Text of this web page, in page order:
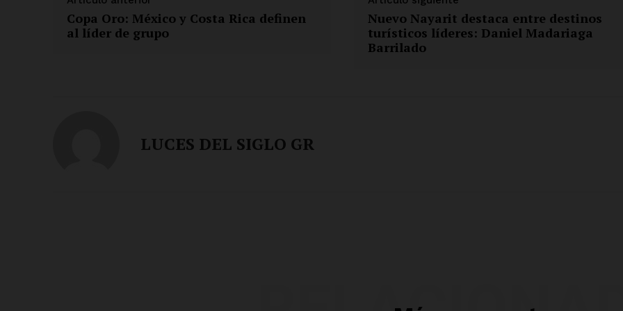
Copa Oro: México y Costa Rica definen
al líder de grupo
Nuevo Nayarit destaca entre destinos
turísticos líderes: Daniel Madariaga
Barrilado
LUCES DEL SIGLO GR